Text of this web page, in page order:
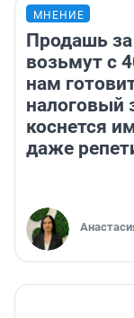
МНЕНИЕ
Продашь
возьмут с
нам
налоговый
коснется
даже